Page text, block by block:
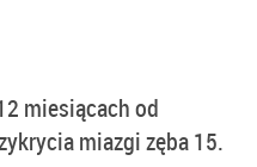
miesiącach od
miazgi zęba 15.